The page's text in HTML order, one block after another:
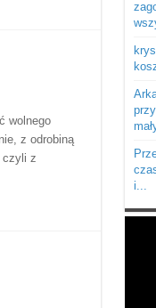
wolnego
z odrobiną
czyli z
i...